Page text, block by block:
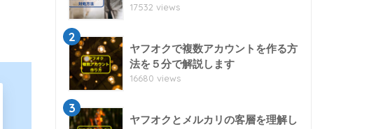
17532 views
2
ヤフオクで複数アカウントを作る方
法を５分で解説します
16680 views
3
ヤフオクとメルカリの客層を理解し